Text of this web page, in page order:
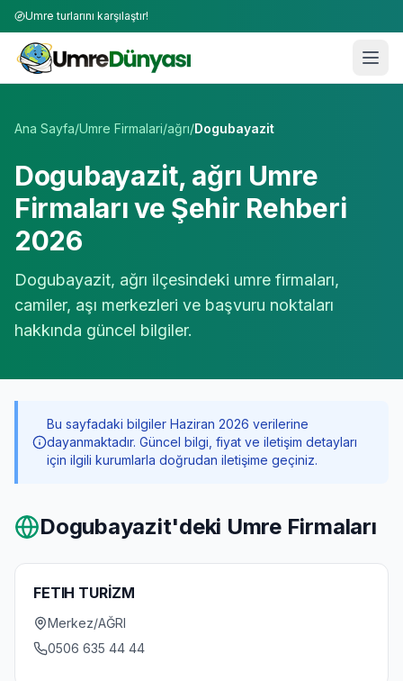
Umre turlarını karşılaştır!
Ana Sayfa/Umre Firmalari/ağrı/Dogubayazit
Dogubayazit, ağrı Umre
Firmaları ve Şehir Rehberi
2026
Dogubayazit, ağrı ilçesindeki umre firmaları,
camiler, aşı merkezleri ve başvuru noktaları
hakkında güncel bilgiler.
Bu sayfadaki bilgiler Haziran 2026 verilerine
dayanmaktadır. Güncel bilgi, fiyat ve iletişim detayları
için ilgili kurumlarla doğrudan iletişime geçiniz.
Dogubayazit'deki Umre Firmaları
FETIH TURİZM
Merkez/AĞRI
0506 635 44 44